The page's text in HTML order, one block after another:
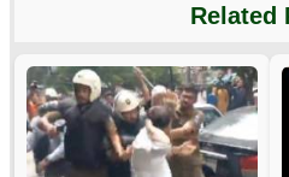
Related